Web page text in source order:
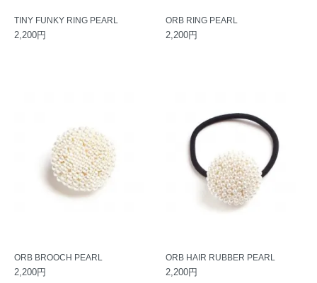
TINY FUNKY RING PEARL
2,200円
ORB RING PEARL
2,200円
ORB BROOCH PEARL
2,200円
ORB HAIR RUBBER PEARL
2,200円